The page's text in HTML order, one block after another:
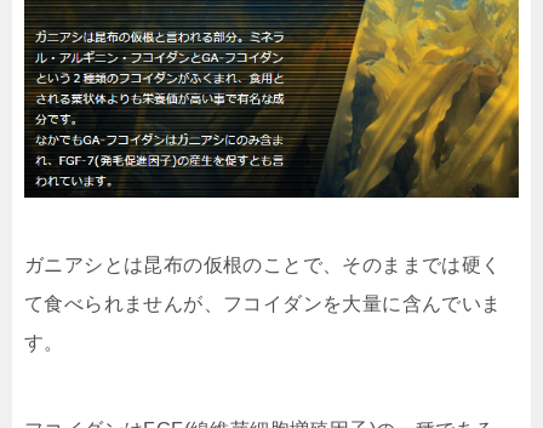
ガニアシとは昆布の仮根のことで、そのままでは硬く
て食べられませんが、フコイダンを大量に含んでいま
す。